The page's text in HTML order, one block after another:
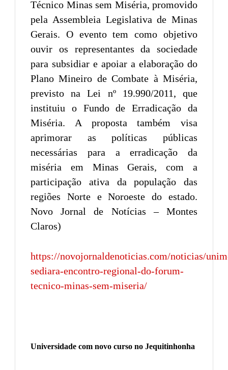
Técnico Minas sem Miséria, promovido
pela Assembleia Legislativa de Minas
Gerais. O evento tem como objetivo
ouvir os representantes da sociedade
para subsidiar e apoiar a elaboração do
Plano Mineiro de Combate à Miséria,
previsto na Lei nº 19.990/2011, que
instituiu o Fundo de Erradicação da
Miséria. A proposta também visa
aprimorar as políticas públicas
necessárias para a erradicação da
miséria em Minas Gerais, com a
participação ativa da população das
regiões Norte e Noroeste do estado.
Novo Jornal de Notícias – Montes
Claros)
https://novojornaldenoticias.com/noticias/
sediara-encontro-regional-do-forum-
tecnico-minas-sem-miseria/
Universidade com novo curso no Jequitinhonha